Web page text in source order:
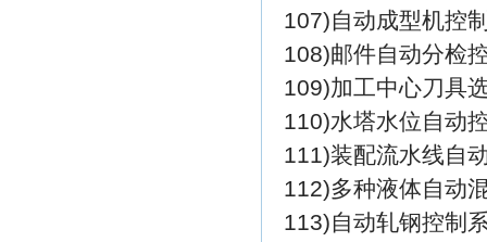
107)自动成型机控
108)邮件自动分检
109)加工中心刀具
110)水塔水位自动
111)装配流水线自
112)多种液体自动
113)自动轧钢控制